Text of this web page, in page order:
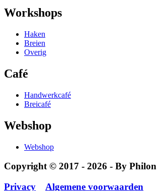
Workshops
Haken
Breien
Overig
Café
Handwerkcafé
Breicafé
Webshop
Webshop
Copyright © 2017 - 2026 - By Philon
Privacy
Algemene voorwaarden